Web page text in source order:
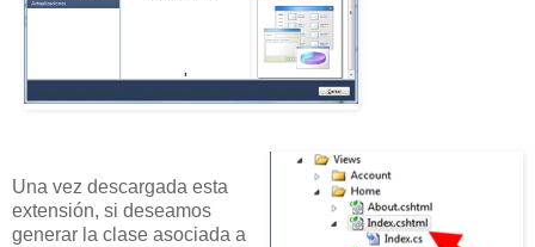
Una vez descargada esta
extensión, si deseamos
generar la clase asociada a